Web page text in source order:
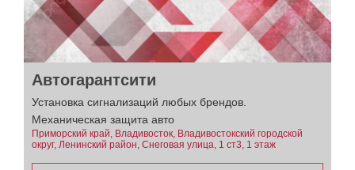
Автогарантсити
Установка сигнализаций любых брендов.
Механическая защита авто
Приморский край, Владивосток, Владивостокский городской
округ, Ленинский район, Снеговая улица, 1 ст3, 1 этаж